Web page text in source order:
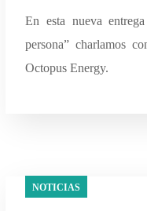
En esta nueva
persona” charlamos
Octopus Energy.
NOTICIAS